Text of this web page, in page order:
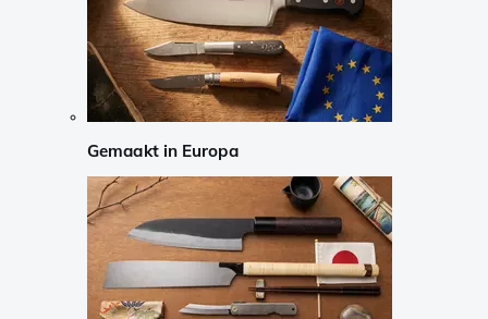
Gemaakt in Europa